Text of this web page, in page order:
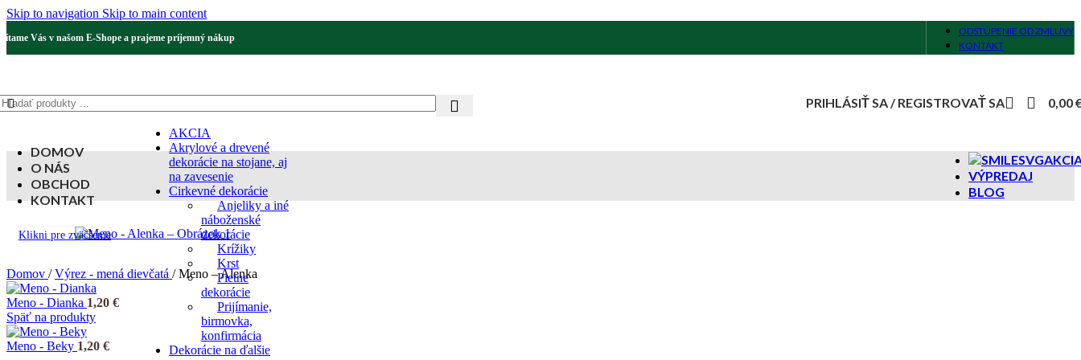
Skip to navigation Skip to main content
Vás v našom E-Shope a prajeme príjemný nákup
ODSTÚPENIE OD ZMLUVY
KONTAKT
AKCIA
Akrylové a drevené
dekorácie na stojane, aj
na zavesenie
Cirkevné dekorácie
Anjeliky a iné
náboženské
dekorácie
Krížiky
Krst
Pietne
dekorácie
Prijímanie,
birmovka,
konfirmácia
Dekorácie na ďalšie
PRIHLÁSIŤ SA / REGISTROVAŤ SA 0,00
DOMOV
O NÁS
OBCHOD
KONTAKT
VÝPREDAJ
BLOG
Klikni pre zväčšenie
Domov / Výrez - mená dievčatá / Meno – Alenka
Meno - Dianka 1,20 €
Späť na produkty
Meno - Beky 1,20 €